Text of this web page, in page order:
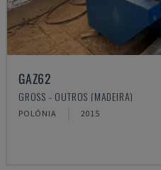
GAZ62
GROSS - OUTROS (MADEIRA)
POLÓNIA 2015